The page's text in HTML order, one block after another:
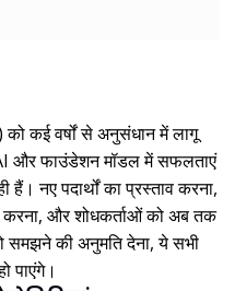
कई वर्षों से अनुसंधान में लागू
AI और फाउंडेशन मॉडल में सफलताएं
हैं। नए पदार्थों का प्रस्ताव करना,
करना, और शोधकर्ताओं को अब तक
समझने की अनुमति देना, ये सभी
पाएंगे।